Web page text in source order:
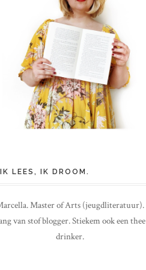
IK LEES, IK DROOM.
Master of Arts (jeugdliteratuur).
van stof blogger. Stiekem ook een thee
drinker.